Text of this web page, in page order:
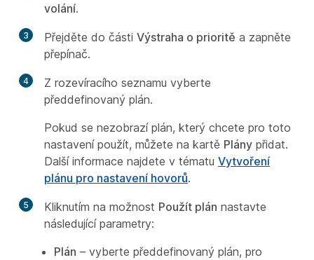
volání.
3 Přejděte do části Výstraha o prioritě a zapněte
přepínač.
4
Z rozevíracího seznamu vyberte
předdefinovaný plán.
Pokud se nezobrazí plán, který chcete pro toto
nastavení použít, můžete na kartě Plány přidat.
Další informace najdete v tématu Vytvoření
plánu pro nastavení hovorů.
5 Kliknutím na možnost Použít plán nastavte
následující parametry:
Plán – vyberte předdefinovaný plán, pro